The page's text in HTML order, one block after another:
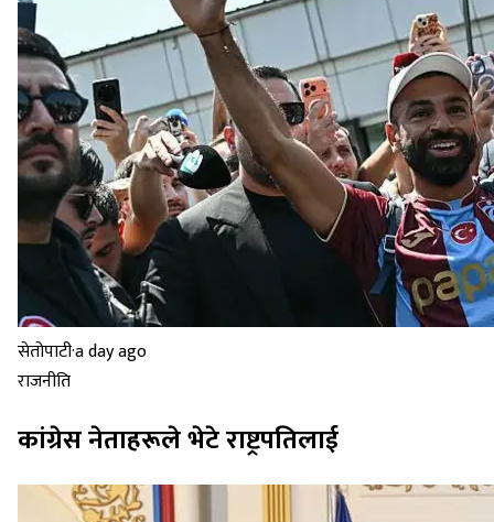
सेतोपाटी·a day ago
राजनीति
कांग्रेस नेताहरूले भेटे राष्ट्रपतिलाई